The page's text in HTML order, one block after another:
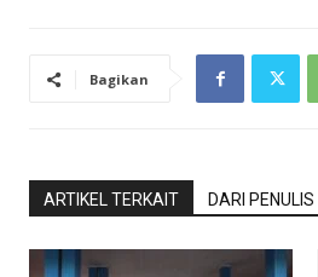
Bagikan
ARTIKEL TERKAIT DARI PENULIS